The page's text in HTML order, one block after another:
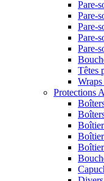
Pare-
Pare-
Pare-
Pare-
Pare-
Têtes
Protections